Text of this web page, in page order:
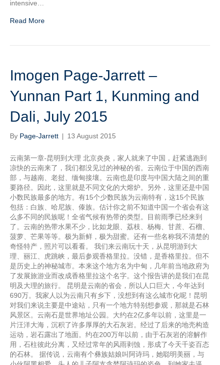
intensive…
Read More
Imogen Page-Jarrett –
Yunnan Part 1, Kunming and
Dali, July 2015
By Page-Jarrett | 13 August 2015
云南第一章-昆明到大理 北京炎炎，家人就来了中国，赶紧逃跑到
凉快的云南来了，我们都没见过的神秘的省。云南位于中国的西南
部，与越南、老挝、缅甸接壤。云南也是印度与中国大陆之间的重
要路径。因此，这里就是不同文化的大熔炉。另外，这里还是中国
小数民族最多的地方。有15个少数民族为云南特有，这15个民族
包括：白族、哈尼族、傣族。估计你之前不知道中国一个省会有这
么多不同的民族呢！全省气候有热带的类型。目前雨季已经来到
了。云南的热带水果不少，比如龙眼、荔枝、杨梅、甘蔗、石榴、
菠萝、芒果等等。极为新鲜，极为甜蜜。还有一些名称我不清楚的
奇怪特产，照片可以看看。 我们来云南玩十天，从昆明游到大
理、丽江、虎跳峡，最后参观香格里拉。没错，是香格里拉。但不
是历史上的神秘城市。本来这个地方名为中甸，几年前当地政府为
了发展旅游业而改成香格里拉这个名字。这个报告讲的是我们在昆
明及大理的旅行。 昆明是云南的省会，所以人口巨大，今年达到
690万。我家人以为云南只有乡下，没想到有这么城市化呢！昆明
对我们来说主要是中途站，只有一个地方特别想参观，那就是石林
风景区。云南石是世界地址公园。大约在2亿多年以前，这里是一
片汪洋大海，沉积了许多厚厚的大石灰岩。经过了后来的地壳构造
运动，岩石露出了地面。约在200万年以前，由于石灰岩的溶解作
用，石柱彼此分离，又经过常年的风雨剥蚀，形成了今天千姿百态
的石林。 据传说，云南有个彝族姑娘叫阿诗玛，她聪明美丽，与